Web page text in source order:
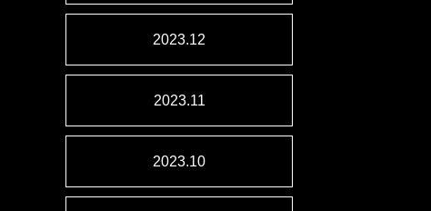
2023.12
2023.11
2023.10